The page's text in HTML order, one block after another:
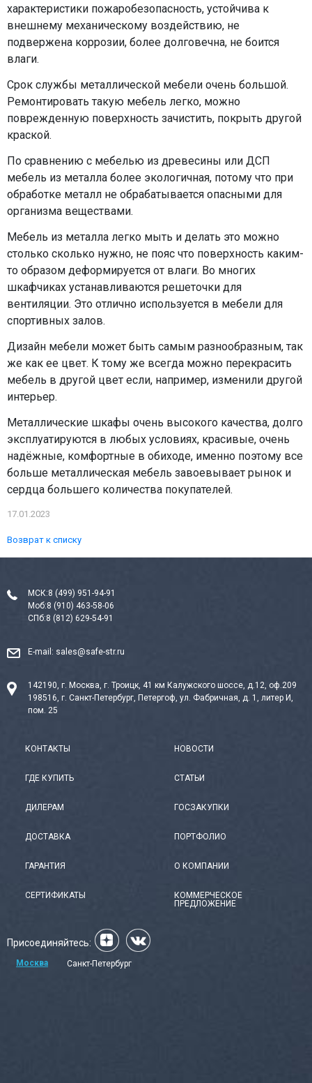
характеристики пожаробезопасность, устойчива к
внешнему механическому воздействию, не
подвержена коррозии, более долговечна, не боится
влаги.
Срок службы металлической мебели очень большой.
Ремонтировать такую мебель легко, можно
поврежденную поверхность зачистить, покрыть другой
краской.
По сравнению с мебелью из древесины или ДСП
мебель из металла более экологичная, потому что при
обработке металл не обрабатывается опасными для
организма веществами.
Мебель из металла легко мыть и делать это можно
столько сколько нужно, не пояс что поверхность каким-
то образом деформируется от влаги. Во многих
шкафчиках устанавливаются решеточки для
вентиляции. Это отлично используется в мебели для
спортивных залов.
Дизайн мебели может быть самым разнообразным, так
же как ее цвет. К тому же всегда можно перекрасить
мебель в другой цвет если, например, изменили другой
интерьер.
Металлические шкафы очень высокого качества, долго
эксплуатируются в любых условиях, красивые, очень
надёжные, комфортные в обиходе, именно поэтому все
больше металлическая мебель завоевывает рынок и
сердца большего количества покупателей.
17.01.2023
Возврат к списку
МСК:8 (499) 951-94-91
Моб:8 (910) 463-58-06
СПб:8 (812) 629-54-91
E-mail: sales@safe-str.ru
142190, г. Москва, г. Троицк, 41 км Калужского шоссе, д.12, оф.209
198516, г. Санкт-Петербург, Петергоф, ул. Фабричная, д. 1, литер И,
пом. 25
КОНТАКТЫ
ГДЕ КУПИТЬ
ДИЛЕРАМ
ДОСТАВКА
ГАРАНТИЯ
СЕРТИФИКАТЫ
НОВОСТИ
СТАТЬИ
ГОСЗАКУПКИ
ПОРТФОЛИО
О КОМПАНИИ
КОММЕРЧЕСКОЕ
ПРЕДЛОЖЕНИЕ
Присоединяйтесь:
Москва Санкт-Петербург